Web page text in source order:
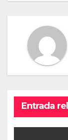
Entrada